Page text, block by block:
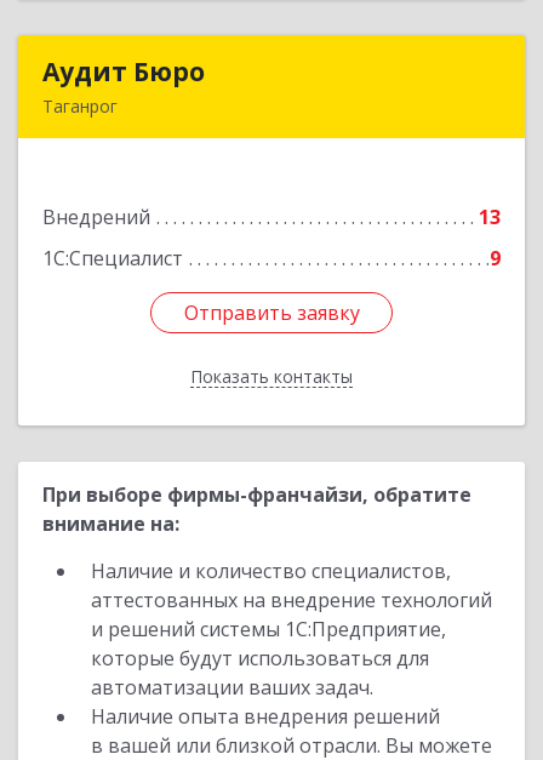
Аудит Бюро
Таганрог
Внедрений
13
1С:Специалист
9
Отправить заявку
Показать контакты
Подробнее
Отправить заявку
Назад
При выборе фирмы-франчайзи, обратите
внимание на:
Наличие и количество специалистов,
аттестованных на внедрение технологий
и решений системы 1С:Предприятие,
которые будут использоваться для
автоматизации ваших задач.
Наличие опыта внедрения решений
в вашей или близкой отрасли. Вы можете